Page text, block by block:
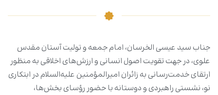
جناب سید عیسی الخرسان، ‌امام جمعه و تولیت آستان مقدس
علوی، در جهت تقویت اصول انسانی و ارزش‌های اخلاقی به منظور
ارتقای خدمت‌رسانی به زائران امیرالمؤمنین علیه‌السلام در ابتکاری
نو، نشستی راهبردی و دوستانه با حضور رؤسای بخش‌ها،